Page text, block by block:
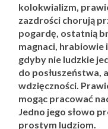
kolokwializm,
zazdrości chorują
pogardę, ostatnią
magnaci, hrabiowie
gdyby nie ludzkie
do posłuszeństwa,
wdzięczności.
mogąc pracować
Jedno jego słowo
prostym ludziom.